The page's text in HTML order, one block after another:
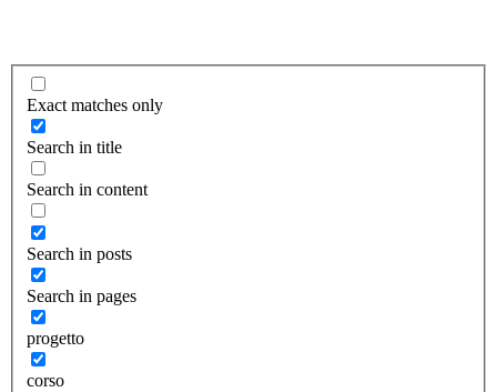
Exact matches only
Search in title
Search in content
Search in posts
Search in pages
progetto
corso